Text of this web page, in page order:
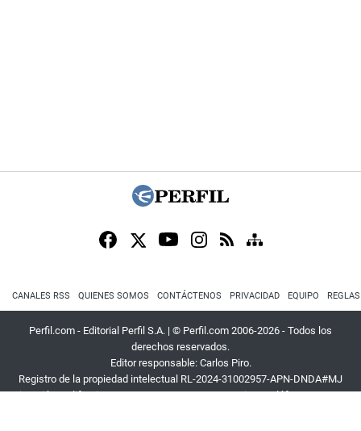
CANALES RSS QUIENES SOMOS CONTÁCTENOS PRIVACIDAD EQUIPO
Perfil.com - Editorial Perfil S.A. | © Perfil.com 2006-2026 - Todos los
derechos reservados.
Editor responsable: Carlos Piro.
Registro de la propiedad intelectual RL-2024-31002957-APN-DNDA#MJ
Dirección:California 2715,C1289ABI,CABA, Argentina| Teléfono:+54 9 11